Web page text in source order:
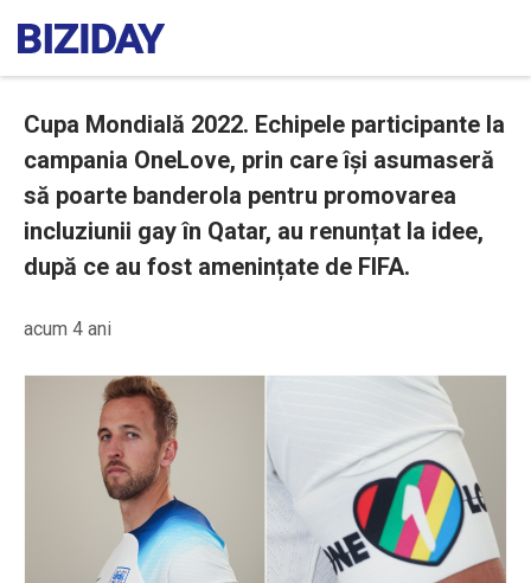
Cupa Mondială 2022. Echipele participante la
campania OneLove, prin care își asumaseră
să poarte banderola pentru promovarea
incluziunii gay în Qatar, au renunțat la idee,
după ce au fost amenințate de FIFA.
acum 4 ani